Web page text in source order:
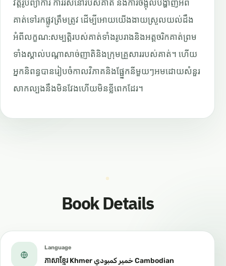
វត្តរូបព្យាការី ការរស់នៅរបស់គាត់ និងការចង្អុលបង្ហាញអំពី
គាត់ទៅរកផ្លូវត្រឹមត្រូវ ដើម្បីអោយយើងងាយស្រួលយល់ដឹង
អំពីលក្ខណ:សម្បត្តិរបស់គាត់ទាំងរូបរាងនិងអត្តចរិកគាត់ព្រម
ទាំងស្គាល់បណ្តាសាច់ញាតិនិងក្រុមគ្រួសាររបស់គាត់។ ហើយ
អ្នកនិពន្ធបានរៀបចំកាលវិភាគនិងផ្ផ្នែកនីមួយៗអមដោយសំនួរ
សាកល្បងនឹងមិនវែងហើយមិនខ្លីពេកដែរ។
Book Details
Language
ភាសាខ្មែរ Khmer خمير كمبودي Cambodian